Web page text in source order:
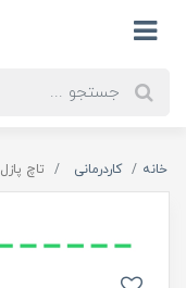
خانه کاردرمانی تاچ پازل